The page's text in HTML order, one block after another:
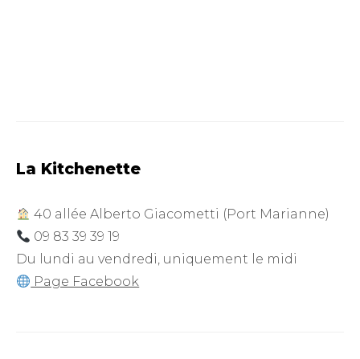
La Kitchenette
40 allée Alberto Giacometti (Port Marianne)
09 83 39 39 19
Du lundi au vendredi, uniquement le midi
Page Facebook